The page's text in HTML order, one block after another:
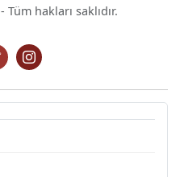
hakları saklıdır.